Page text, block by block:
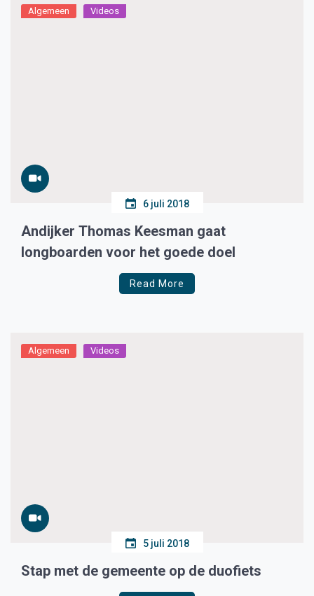
Algemeen Videos
6 juli 2018
Andijker Thomas Keesman gaat
longboarden voor het goede doel
Read More
Algemeen Videos
5 juli 2018
Stap met de gemeente op de duofiets